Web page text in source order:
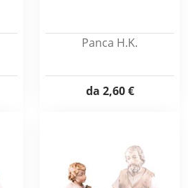
Panca H.K.
da 2,60 €